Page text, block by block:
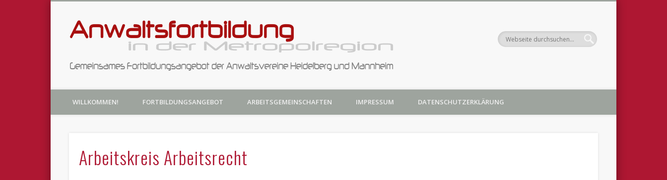
Anwaltsfortbildung in der
Metropolregion
Fortbildungsangebote der Anwaltsvereine Heidelberg und Mannheim
WILLKOMMEN! FORTBILDUNGSANGEBOT ARBEITSGEMEINSCHAFTEN IMPRESSUM DATENSCHUTZERKLÄRUNG
Arbeitskreis Arbeitsrecht